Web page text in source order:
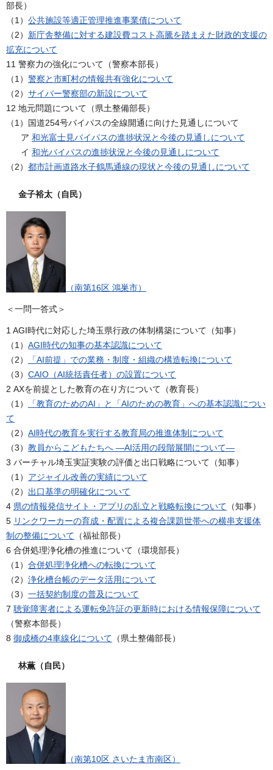
部長）
（1） 公共施設等適正管理推進事業債について
（2） 新庁舎整備に対する建設費コスト高騰を踏まえた財政的支援の
拡充について
11 警察力の強化について（警察本部長）
（1） 警察と市町村の情報共有強化について
（2） サイバー警察部の新設について
12 地元問題について（県土整備部長）
（1）国道254号バイパスの全線開通に向けた見通しについて
ア 和光富士見バイパスの進捗状況と今後の見通しについて
イ 和光バイパスの進捗状況と今後の見通しについて
（2） 都市計画道路水子鶴馬通線の現状と今後の見通しについて
金子裕太（自民）
（南第16区 鴻巣市）
＜一問一答式＞
1 AGI時代に対応した埼玉県行政の体制構築について（知事）
（1） AGI時代の知事の基本認識について
（2）
「AI前提」での業務・制度・組織の構造転換について
（3） CAIO（AI統括責任者）の設置について
2 AXを前提とした教育の在り方について（教育長）
（1）
「教育のためのAI」と「AIのための教育」への基本認識につい
て
（2） AI時代の教育を実行する教育局の推進体制について
（3） 教員からこどもたちへ ―AI活用の段階展開について―
3 バーチャル埼玉実証実験の評価と出口戦略について（知事）
（1） アジャイル改善の実績について
（2） 出口基準の明確化について
4 県の情報発信サイト・アプリの乱立と戦略転換について （知事）
5 リンクワーカーの育成・配置による複合課題世帯への横串支援体
制の整備について （福祉部長）
6 合併処理浄化槽の推進について（環境部長）
（1） 合併処理浄化槽への転換について
（2） 浄化槽台帳のデータ活用について
（3） 一括契約制度の普及について
7 聴覚障害者による運転免許証の更新時における情報保障について
（警察本部長）
8 御成橋の4車線化について （県土整備部長）
林薫（自民）
（南第10区 さいたま市南区）